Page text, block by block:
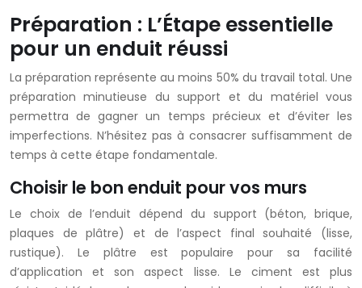
Préparation : L’Étape essentielle
pour un enduit réussi
La préparation représente au moins 50% du travail total. Une
préparation minutieuse du support et du matériel vous
permettra de gagner un temps précieux et d’éviter les
imperfections. N’hésitez pas à consacrer suffisamment de
temps à cette étape fondamentale.
Choisir le bon enduit pour vos murs
Le choix de l’enduit dépend du support (béton, brique,
plaques de plâtre) et de l’aspect final souhaité (lisse,
rustique). Le plâtre est populaire pour sa facilité
d’application et son aspect lisse. Le ciment est plus